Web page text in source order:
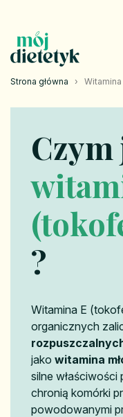
Strona główna ›
Czym
?
Witamina E
organicznych
jako witamina
silne właściwości
chronią komórki
powodowanymi